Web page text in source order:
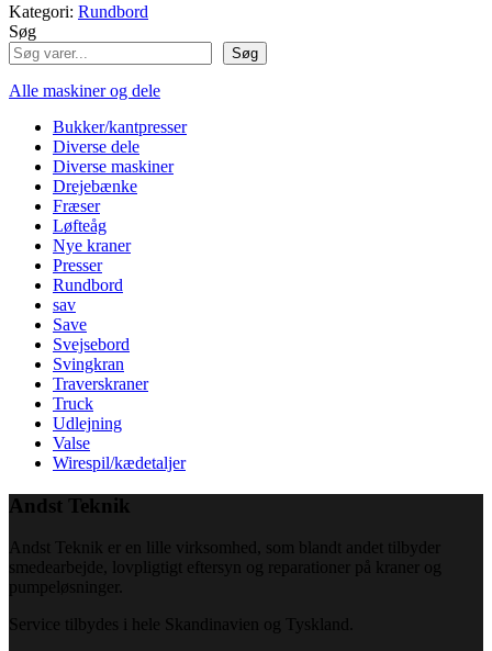
Kategori: Rundbord
Søg
Søg
Alle maskiner og dele
Bukker/kantpresser
Diverse dele
Diverse maskiner
Drejebænke
Fræser
Løfteåg
Nye kraner
Presser
Rundbord
sav
Save
Svejsebord
Svingkran
Traverskraner
Truck
Udlejning
Valse
Wirespil/kædetaljer
Andst Teknik
Andst Teknik er en lille virksomhed, som blandt andet tilbyder
smedearbejde, lovpligtigt eftersyn og reparationer på kraner og
pumpeløsninger.
Service tilbydes i hele Skandinavien og Tyskland.